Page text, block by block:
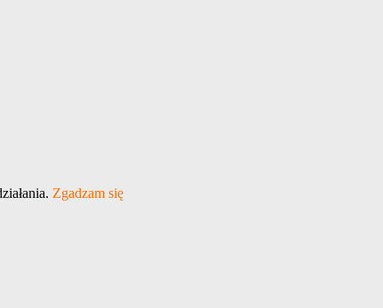
Zgadzam się